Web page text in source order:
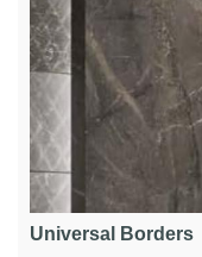
Universal Borders